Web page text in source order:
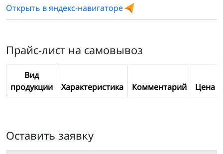
Открыть в яндекс-навигаторе
Прайс-лист на самовывоз
Вид
продукции
Характеристика Комментарий Цена
Оставить заявку